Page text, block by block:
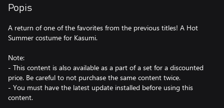
Popis
A return of one of the favorites from the previous titles! A Hot
Summer costume for Kasumi.
Note:
- This content is also available as a part of a set for a discounted
price. Be careful to not purchase the same content twice.
- You must have the latest update installed before using this
content.